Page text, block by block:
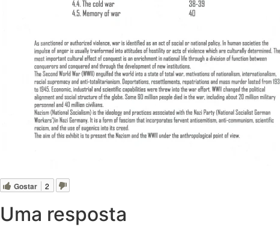
Gostar 2
Uma resposta